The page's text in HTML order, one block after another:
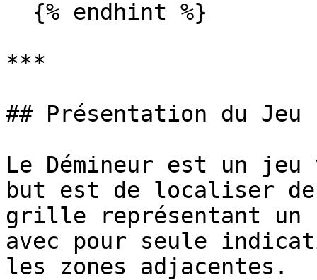
***
## Présentation du Jeu
Le Démineur est un
but est de localiser
grille représentant un
avec pour seule
les zones adjacentes.